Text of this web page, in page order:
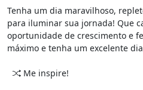
Tenha um dia maravilhoso,
para iluminar sua jornada! Que
oportunidade de crescimento e
máximo e tenha um excelente
Me inspire!